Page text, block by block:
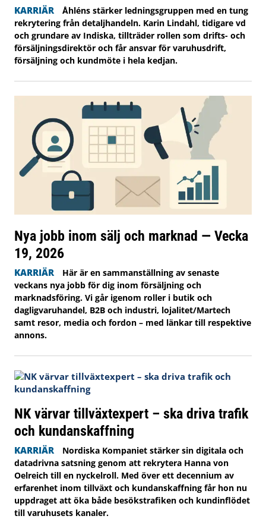
KARRIÄR
Åhléns stärker ledningsgruppen med en tung
rekrytering från detaljhandeln. Karin Lindahl, tidigare vd
och grundare av Indiska, tillträder rollen som drifts- och
försäljningsdirektör och får ansvar för varuhusdrift,
försäljning och kundmöte i hela kedjan.
Nya jobb inom sälj och marknad — Vecka
19, 2026
KARRIÄR
Här är en sammanställning av senaste
veckans nya jobb för dig inom försäljning och
marknadsföring. Vi går igenom roller i butik och
dagligvaruhandel, B2B och industri, lojalitet/Martech
samt resor, media och fordon – med länkar till respektive
annons.
NK värvar tillväxtexpert – ska driva trafik
och kundanskaffning
KARRIÄR
Nordiska Kompaniet stärker sin digitala och
datadrivna satsning genom att rekrytera Hanna von
Oelreich till en nyckelroll. Med över ett decennium av
erfarenhet inom tillväxt och kundanskaffning får hon nu
uppdraget att öka både besökstrafiken och kundinflödet
till varuhusets kanaler.